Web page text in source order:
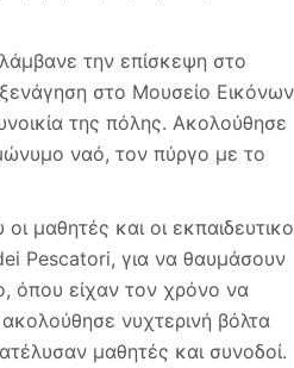
την επίσκεψη στο
στο Μουσείο Εικόνων
της πόλης. Ακολούθησε
ναό, τον πύργο με το
μαθητές και οι
Pescatori, για να θαυμάσουν
όπου είχαν τον χρόνο να
νυχτερινή βόλτα
μαθητές και συνοδοί.